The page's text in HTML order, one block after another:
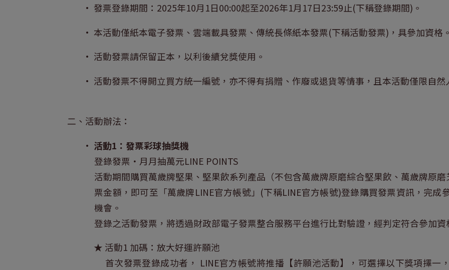
• 發票登錄期間：2025年10月1日00:00起至2026年1月17日23:59止(下稱登錄期間)。
• 本活動僅紙本電子發票、雲端載具發票、傳統長條紙本發票(下稱活動發票)，具參加資格。
• 活動發票請保留正本，以利後續兌獎使用。
• 活動發票不得開立買方統一編號，亦不得有捐贈、作廢或退貨等情事，且本活動僅限自然
二、活動辦法：
• 活動1：發票彩球抽獎機
登錄發票・月月抽萬元LINE POINTS
活動期間購買萬歲牌堅果、堅果飲系列產品（不包含萬歲牌原磨綜合堅果飲、萬歲牌原
票金額，即可至「萬歲牌LINE官方帳號」(下稱LINE官方帳號)登錄購買發票資訊，完成
機會。
登錄之活動發票，將透過財政部電子發票整合服務平台進行比對驗證，經判定符合參加資
★ 活動1 加碼：放大好運許願池
首次發票登錄成功者， LINE官方帳號將推播【許願池活動】，可選擇以下獎項擇一